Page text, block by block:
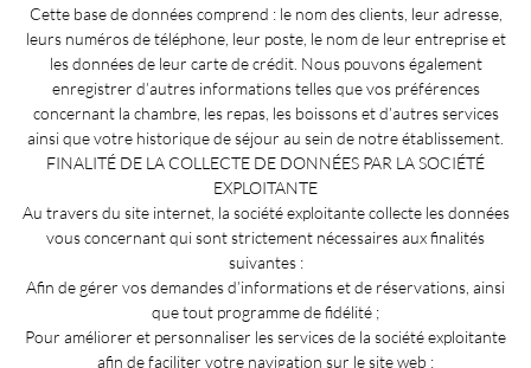
Cette base de données comprend : le nom des clients, leur adresse,
leurs numéros de téléphone, leur poste, le nom de leur entreprise et
les données de leur carte de crédit. Nous pouvons également
enregistrer d’autres informations telles que vos préférences
concernant la chambre, les repas, les boissons et d’autres services
ainsi que votre historique de séjour au sein de notre établissement.
FINALITÉ DE LA COLLECTE DE DONNÉES PAR LA SOCIÉTÉ
EXPLOITANTE
Au travers du site internet, la société exploitante collecte les données
vous concernant qui sont strictement nécessaires aux finalités
suivantes :
Afin de gérer vos demandes d’informations et de réservations, ainsi
que tout programme de fidélité ;
Pour améliorer et personnaliser les services de la société exploitante
afin de faciliter votre navigation sur le site web ;